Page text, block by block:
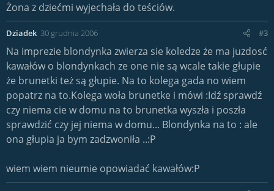
Żona z dziećmi wyjechała do teściów.
Dziadek 30 grudnia 2006 #3
Na imprezie blondynka zwierza sie koledze że ma juzdosć
kawałów o blondynkach ze one nie są wcale takie głupie
że brunetki też są głupie. Na to kolega gada no wiem
popatrz na to.Kolega woła brunetke i mówi :Idź sprawdź
czy niema cie w domu na to brunetka wyszła i poszła
sprawdzić czy jej niema w domu... Blondynka na to : ale
ona głupia ja bym zadzwoniła ..:P
wiem wiem nieumie opowiadać kawałów:P